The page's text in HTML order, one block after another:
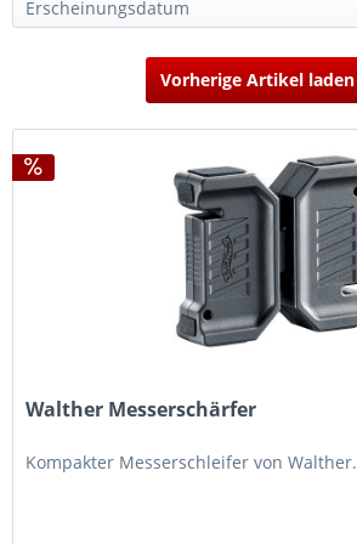
Vorherige Artikel laden
Walther Messerschärfer
Kompakter Messerschleifer von Walther.